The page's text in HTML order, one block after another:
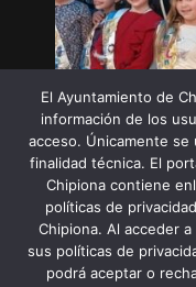
El Ayuntamiento de
información de los
acceso. Únicamente
finalidad técnica. El
Chipiona contiene
políticas de
Chipiona. Al acceder
sus políticas de
podrá aceptar o